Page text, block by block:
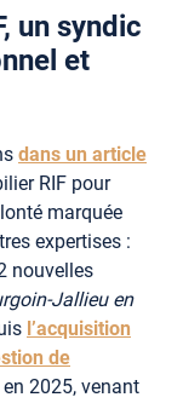
un syndic
et
dans un article
RIF pour
marquée
expertises :
nouvelles
Jallieu en
l’acquisition
de
en 2025, venant